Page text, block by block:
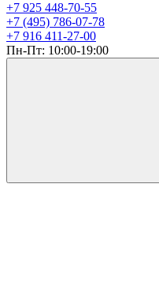
+7 925 448-70-55
+7 (495) 786-07-78
+7 916 411-27-00
Пн-Пт: 10:00-19:00